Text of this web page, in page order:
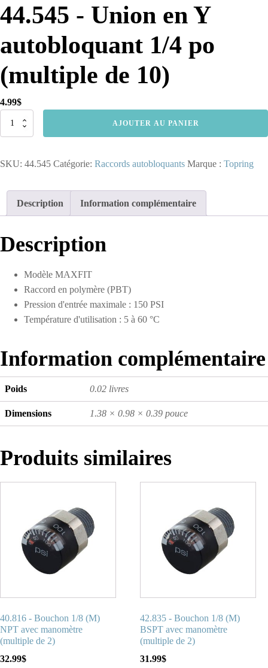
44.545 - Union en Y
autobloquant 1/4 po
(multiple de 10)
4.99$
quantité
Union
autobloquant
AJOUTER AU PANIER
SKU: 44.545 Catégorie: Raccords autobloquants Marque : Topring
Description Information complémentaire
Description
Modèle MAXFIT
Raccord en polymère (PBT)
Pression d'entrée maximale : 150 PSI
Température d'utilisation : 5 à 60 °C
Information complémentaire
Poids 0.02 livres
Dimensions 1.38 × 0.98 × 0.39 pouce
Produits similaires
40.816 - Bouchon 1/8 (M)
NPT avec manomètre
(multiple de 2)
32.99$
42.835 - Bouchon 1/8 (M)
BSPT avec manomètre
(multiple de 2)
31.99$